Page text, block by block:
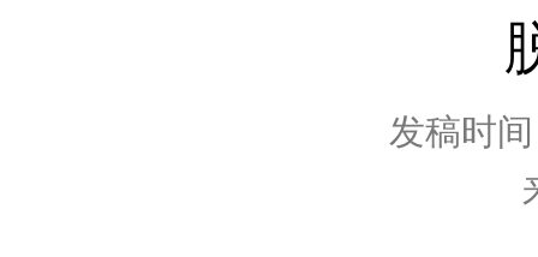
发稿时